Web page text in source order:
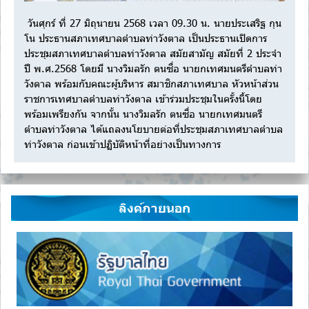
วันศุกร์ ที่ 27 มิถุนายน 2568 เวลา 09.30 น. นายประเสริฐ กุน
โน ประธานสภาเทศบาลตำบลท่าวังตาล เป็นประธานเปิดการ
ประชุมสภาเทศบาลตำบลท่าวังตาล สมัยสามัญ สมัยที่ 2 ประจำ
ปี พ.ศ.2568 โดยมี นางวิมลรัก ตนซื่อ นายกเทศมนตรีตำบลท่า
วังตาล พร้อมกับคณะผู้บริหาร สมาชิกสภาเทศบาล หัวหน้าส่วน
ราชการเทศบาลตำบลท่าวังตาล เข้าร่วมประชุมในครั้งนี้โดย
พร้อมเพรียงกัน จากนั้น นางวิมลรัก ตนซื่อ นายกเทศมนตรี
ตำบลท่าวังตาล ได้แถลงนโยบายต่อที่ประชุมสภาเทศบาลตำบล
ท่าวังตาล ก่อนเข้าปฏิบัติหน้าที่อย่างเป็นทางการ
ลิงค์ภายนอก